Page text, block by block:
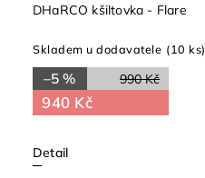
DHaRCO kšiltovka - Flare
Skladem u dodavatele (10 ks)
990 Kč
–5 %
940 Kč
Detail